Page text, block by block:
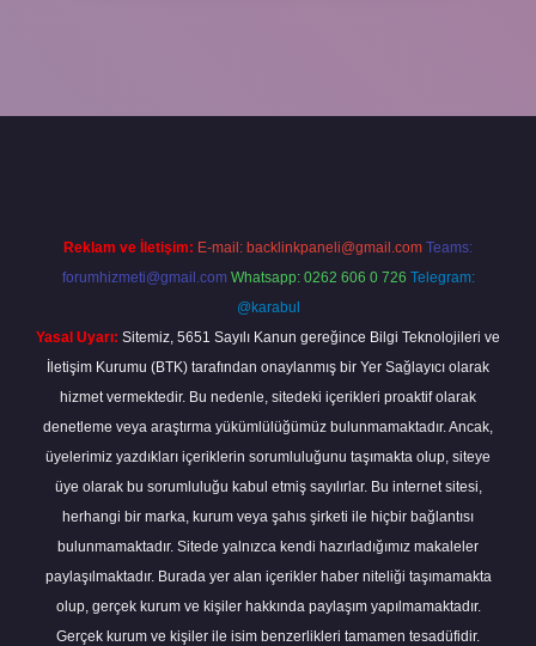
Reklam ve İletişim: E-mail: backlinkpaneli@gmail.com Teams:
forumhizmeti@gmail.com Whatsapp: 0262 606 0 726 Telegram:
@karabul
Yasal Uyarı: Sitemiz, 5651 Sayılı Kanun gereğince Bilgi Teknolojileri ve
İletişim Kurumu (BTK) tarafından onaylanmış bir Yer Sağlayıcı olarak
hizmet vermektedir. Bu nedenle, sitedeki içerikleri proaktif olarak
denetleme veya araştırma yükümlülüğümüz bulunmamaktadır. Ancak,
üyelerimiz yazdıkları içeriklerin sorumluluğunu taşımakta olup, siteye
üye olarak bu sorumluluğu kabul etmiş sayılırlar. Bu internet sitesi,
herhangi bir marka, kurum veya şahıs şirketi ile hiçbir bağlantısı
bulunmamaktadır. Sitede yalnızca kendi hazırladığımız makaleler
paylaşılmaktadır. Burada yer alan içerikler haber niteliği taşımamakta
olup, gerçek kurum ve kişiler hakkında paylaşım yapılmamaktadır.
Gerçek kurum ve kişiler ile isim benzerlikleri tamamen tesadüfidir.